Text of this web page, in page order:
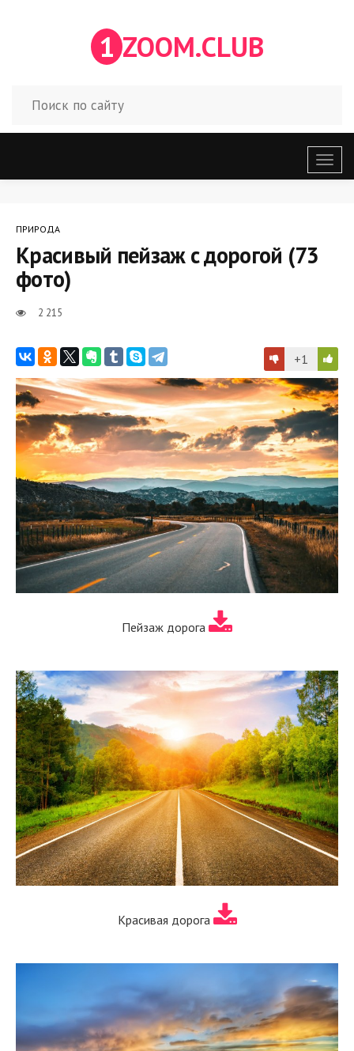
1 ZOOM.CLUB
меню
ПРИРОДА
Красивый пейзаж с дорогой (73
фото)
2 215
+1
Пейзаж дорога
Красивая дорога